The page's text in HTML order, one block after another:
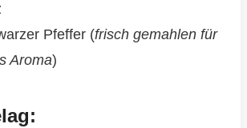
Pfeffer (frisch gemahlen für
Aroma)